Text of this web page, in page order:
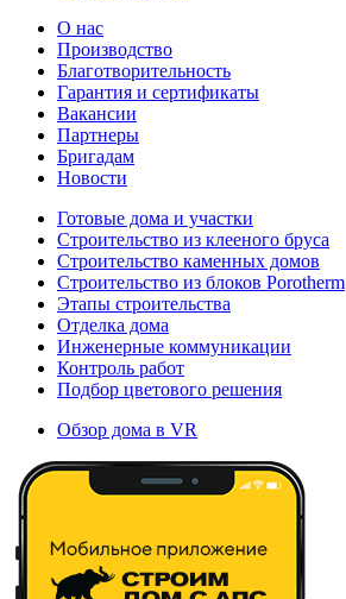
О нас
Производство
Благотворительность
Гарантия и сертификаты
Вакансии
Партнеры
Бригадам
Новости
Готовые дома и участки
Строительство из клееного бруса
Строительство каменных домов
Строительство из блоков Porotherm
Этапы строительства
Отделка дома
Инженерные коммуникации
Контроль работ
Подбор цветового решения
Обзор дома в VR